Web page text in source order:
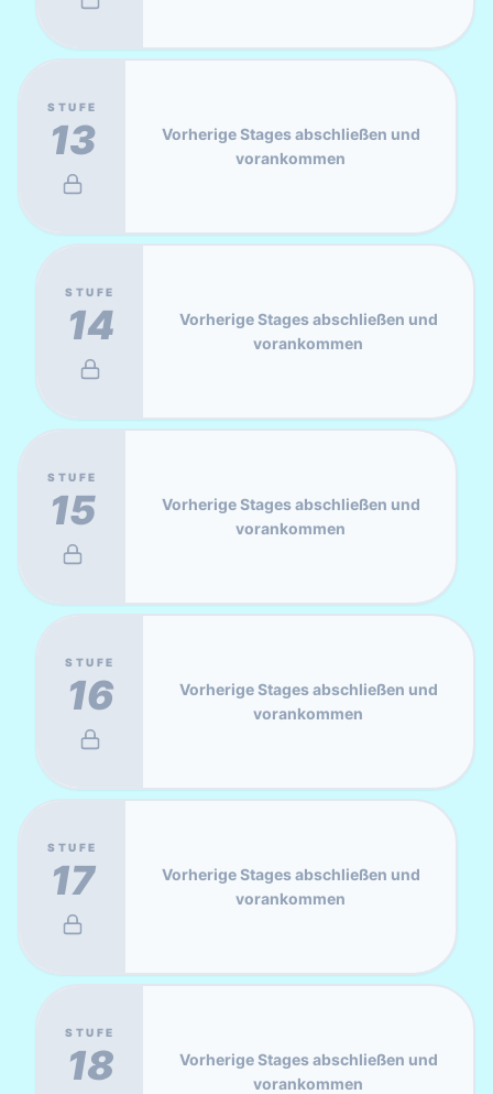
STUFE
13
Vorherige Stages abschließen und
vorankommen
STUFE
14
Vorherige Stages abschließen und
vorankommen
STUFE
15
Vorherige Stages abschließen und
vorankommen
STUFE
16
Vorherige Stages abschließen und
vorankommen
STUFE
17
Vorherige Stages abschließen und
vorankommen
STUFE
18
Vorherige Stages abschließen und
vorankommen